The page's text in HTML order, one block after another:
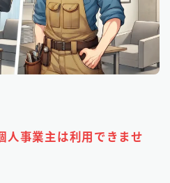
人事業主は利用できませ